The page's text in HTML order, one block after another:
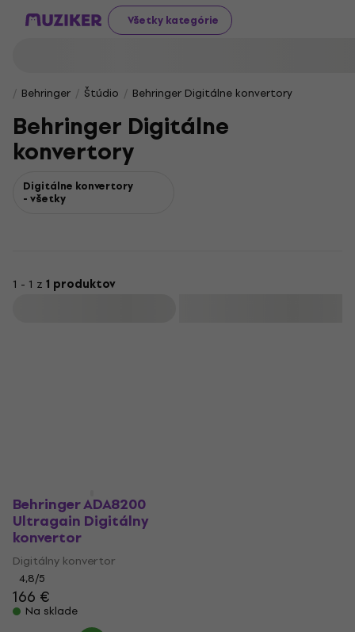
Všetky kategórie
Behringer Štúdio Behringer Digitálne konvertory
Behringer Digitálne
konvertory
Digitálne konvertory
- všetky
1 - 1 z 1 produktov
Behringer ADA8200
Ultragain Digitálny
konvertor
Digitálny konvertor
4,8/5
166 €
Na sklade